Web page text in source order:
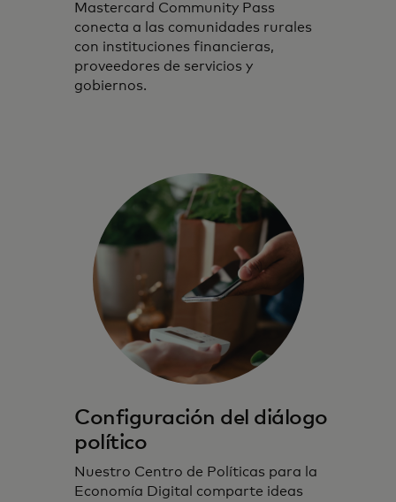
Mastercard Community Pass
conecta a las comunidades rurales
con instituciones financieras,
proveedores de servicios y
gobiernos.
Configuración del diálogo
político
Nuestro Centro de Políticas para la
Economía Digital comparte ideas